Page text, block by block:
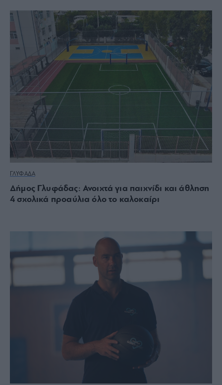
ΓΛΥΦΑΔΑ
Δήμος Γλυφάδας: Ανοιχτά για παιχνίδι και άθληση
4 σχολικά προαύλια όλο το καλοκαίρι